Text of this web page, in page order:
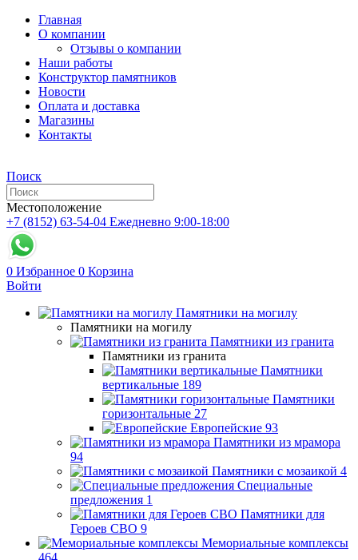
Главная
О компании
Отзывы о компании
Наши работы
Конструктор памятников
Новости
Оплата и доставка
Магазины
Контакты
Поиск
Местоположение
+7 (8152) 63-54-04 Ежедневно 9:00-18:00
0 Избранное 0 Корзина
Войти
Памятники на могилу
Памятники на могилу
Памятники из гранита
Памятники из гранита
Памятники
вертикальные 189
Памятники
горизонтальные 27
Европейские 93
Памятники из мрамора
94
Памятники с мозаикой 4
Специальные
предложения 1
Памятники для
Героев СВО 9
Мемориальные комплексы
464